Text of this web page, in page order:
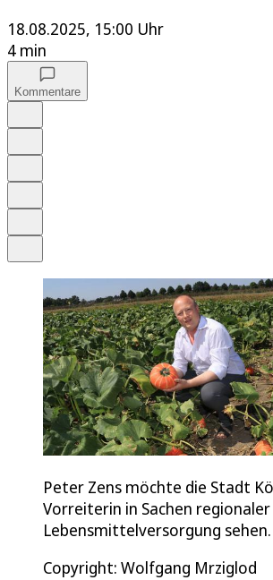
18.08.2025, 15:00 Uhr
4 min
Kommentare
Peter Zens möchte die Stadt
Vorreiterin in Sachen regionaler
Lebensmittelversorgung sehen.
Copyright: Wolfgang Mrziglod